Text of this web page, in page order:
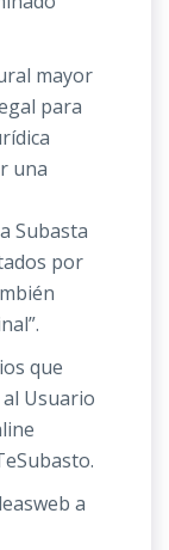
mayor
para
una
Subasta
por
que
Usuario
a